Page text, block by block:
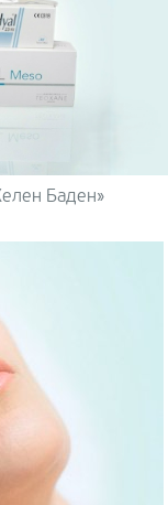
Баден»